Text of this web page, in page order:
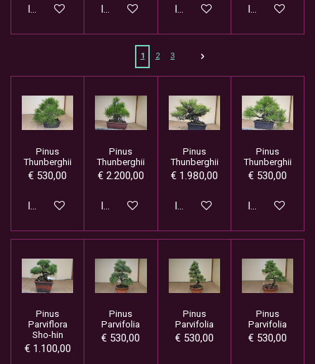
In winkelwagen In winkelwagen In winkelwagen In
1 2 3
Pinus
Thunberghii
€ 530,00
In winkelwagen
Pinus
Thunberghii
€ 2.200,00
In winkelwagen
Pinus
Thunberghii
€ 1.980,00
In winkelwagen
Pinus
Thunberghii
€ 530,00
In
Pinus
Parviflora
Sho-hin
€ 1.100,00
Pinus
Parvifolia
€ 530,00
Pinus
Parvifolia
€ 530,00
Pinus
Parvifolia
€ 530,00